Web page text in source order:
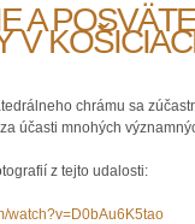
A
V
chrámu sa
účasti mnohých
z tejto udalosti:
watch?v=D0bAu6K5tao